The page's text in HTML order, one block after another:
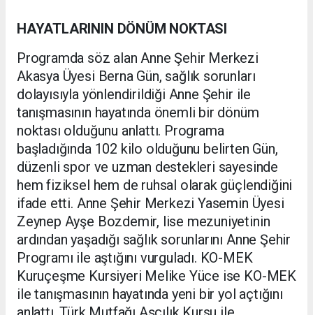
HAYATLARININ DÖNÜM NOKTASI
Programda söz alan Anne Şehir Merkezi
Akasya Üyesi Berna Gün, sağlık sorunları
dolayısıyla yönlendirildiği Anne Şehir ile
tanışmasının hayatında önemli bir dönüm
noktası olduğunu anlattı. Programa
başladığında 102 kilo olduğunu belirten Gün,
düzenli spor ve uzman destekleri sayesinde
hem fiziksel hem de ruhsal olarak güçlendiğini
ifade etti. Anne Şehir Merkezi Yasemin Üyesi
Zeynep Ayşe Bozdemir, lise mezuniyetinin
ardından yaşadığı sağlık sorunlarını Anne Şehir
Programı ile aştığını vurguladı. KO-MEK
Kuruçeşme Kursiyeri Melike Yüce ise KO-MEK
ile tanışmasının hayatında yeni bir yol açtığını